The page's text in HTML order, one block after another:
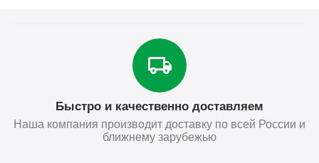
Быстро и качественно доставляем
Наша компания производит доставку по всей России и
ближнему зарубежью